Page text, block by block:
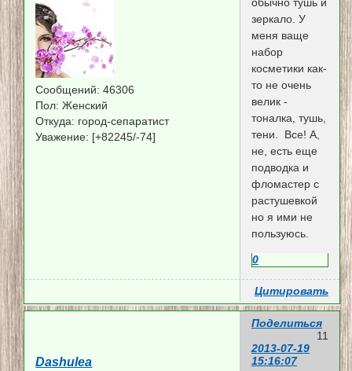
Сообщений: 46306
Пол: Женский
Откуда: город-сепаратист
Уважение: [+82245/-74]
обычно тушь и
зеркало. У
меня ваще
набор
косметики как-
то не очень
велик -
тоналка, тушь,
тени. Все! А,
не, есть еще
подводка и
фломастер с
растушевкой
но я ими не
пользуюсь.
0
Цитировать
Поделиться
11
2013-07-19
15:16:07
Dashulea